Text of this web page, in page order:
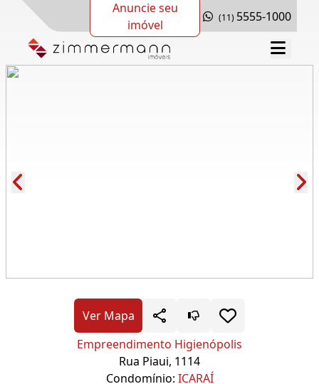
Anuncie seu
imóvel
(11) 5555-1000
Ver Mapa
Empreendimento Higienópolis
Rua Piaui, 1114
Condomínio: ICARAÍ